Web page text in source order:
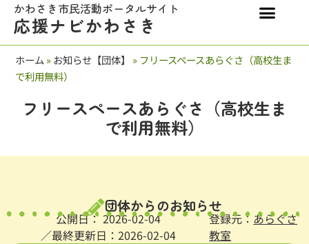
かわさき市民活動ポータルサイト
応援ナビかわさき
ホーム »お知らせ【団体】 » フリースペースあらぐさ（高校生ま
で利用無料）
フリースペースあらぐさ（高校生ま
で利用無料）
団体からのお知らせ
公開日： 2026-02-04
／最終更新日：2026-02-04
登録元： あらぐさ
教室